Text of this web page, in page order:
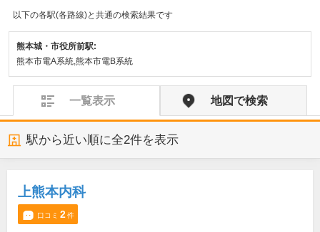
以下の各駅(各路線)と共通の検索結果です
熊本城・市役所前駅:
熊本市電A系統,熊本市電B系統
一覧表示 地図で検索
駅から近い順に全2件を表示
上熊本内科
口コミ 2件